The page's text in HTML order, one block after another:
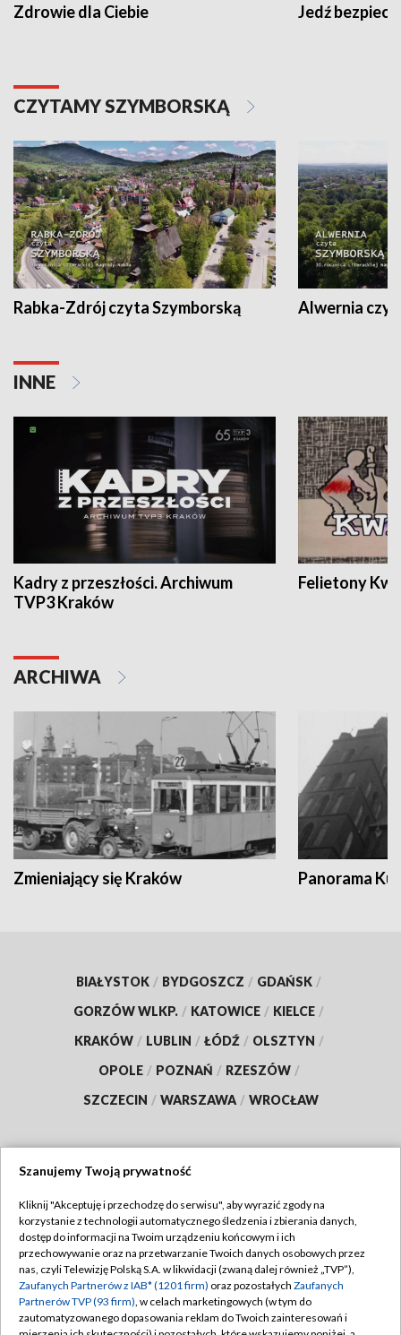
Zdrowie dla Ciebie Jedź
CZYTAMY SZYMBORSKĄ
Rabka-Zdrój czyta Szymborską Alwernia
INNE
Kadry z przeszłości. Archiwum
TVP3 Kraków
Felietony
ARCHIWA
Zmieniający się Kraków Panorama
BIAŁYSTOK / BYDGOSZCZ / GDAŃSK /
GORZÓW WLKP. / KATOWICE / KIELCE /
KRAKÓW / LUBLIN / ŁÓDŹ / OLSZTYN /
OPOLE / POZNAŃ / RZESZÓW /
SZCZECIN / WARSZAWA / WROCŁAW
TVP
Abonament TVP
Emisja w TVP
Centrum informacji TVP
Regulamin TVP
Polityka prywatności
Moje zgody
Szanujemy Twoją prywatność
Kliknij "Akceptuję i przechodzę do serwisu", aby wyrazić zgody na
korzystanie z technologii automatycznego śledzenia i zbierania danych,
dostęp do informacji na Twoim urządzeniu końcowym i ich
przechowywanie oraz na przetwarzanie Twoich danych osobowych przez
nas, czyli Telewizję Polską S.A. w likwidacji (zwaną dalej również „TVP”),
Zaufanych Partnerów z IAB* (1201 firm) oraz pozostałych Zaufanych
Partnerów TVP (93 firm), w celach marketingowych (w tym do
zautomatyzowanego dopasowania reklam do Twoich zainteresowań i